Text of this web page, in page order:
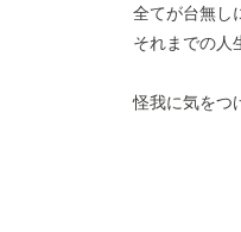
全てが台無し
それまでの人
怪我に気をつ